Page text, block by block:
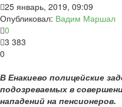
25 январь, 2019, 09:09
Опубликовал: Вадим Маршал
0
3 383
0
В Енакиево полицейские
подозреваемых в
нападений на пенсионеров.